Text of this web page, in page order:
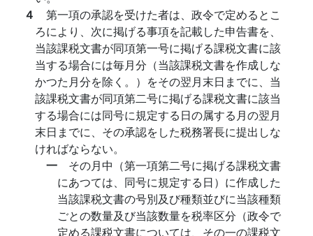
４ 第一項の承認を受けた者は、政令で定めるとこ
ろにより、次に掲げる事項を記載した申告書を、
当該課税文書が同項第一号に掲げる課税文書に該
当する場合には毎月分（当該課税文書を作成しな
かつた月分を除く。）をその翌月末日までに、当
該課税文書が同項第二号に掲げる課税文書に該当
する場合には同号に規定する日の属する月の翌月
末日までに、その承認をした税務署長に提出しな
ければならない。
一 その月中（第一項第二号に掲げる課税文書
にあつては、同号に規定する日）に作成した
当該課税文書の号別及び種類並びに当該種類
ごとの数量及び当該数量を税率区分（政令で
定める課税文書については、その一の課税文